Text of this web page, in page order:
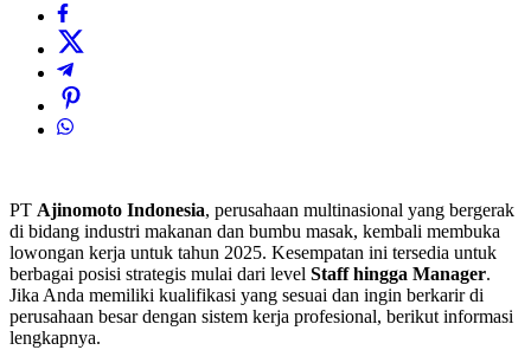
PT Ajinomoto Indonesia, perusahaan multinasional yang bergerak
di bidang industri makanan dan bumbu masak, kembali membuka
lowongan kerja untuk tahun 2025. Kesempatan ini tersedia untuk
berbagai posisi strategis mulai dari level Staff hingga Manager.
Jika Anda memiliki kualifikasi yang sesuai dan ingin berkarir di
perusahaan besar dengan sistem kerja profesional, berikut informasi
lengkapnya.